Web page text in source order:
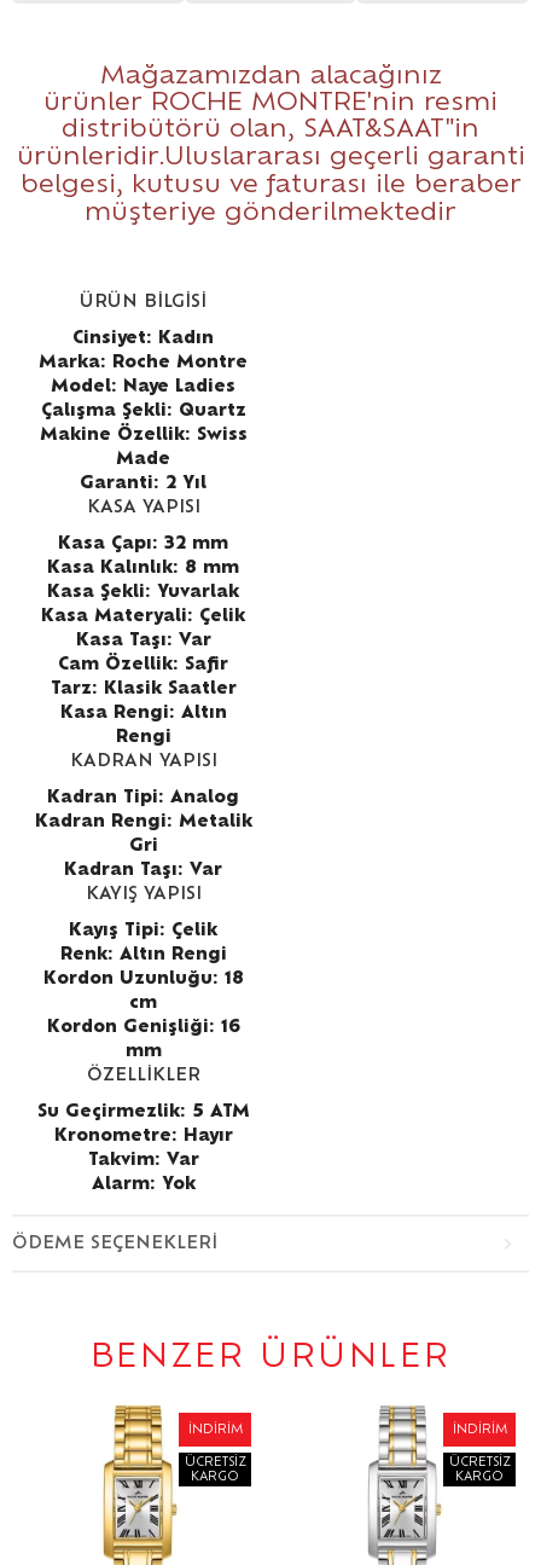
Mağazamızdan alacağınız
ürünler ROCHE MONTRE'nin resmi
distribütörü olan, SAAT&SAAT"in
ürünleridir.Uluslararası geçerli garanti
belgesi, kutusu ve faturası ile beraber
müşteriye gönderilmektedir
ÜRÜN BİLGİSİ
Cinsiyet: Kadın
Marka: Roche Montre
Model: Naye Ladies
Çalışma Şekli: Quartz
Makine Özellik: Swiss
Made
Garanti: 2 Yıl
KASA YAPISI
Kasa Çapı: 32 mm
Kasa Kalınlık: 8 mm
Kasa Şekli: Yuvarlak
Kasa Materyali: Çelik
Kasa Taşı: Var
Cam Özellik: Safir
Tarz: Klasik Saatler
Kasa Rengi: Altın
Rengi
KADRAN YAPISI
Kadran Tipi: Analog
Kadran Rengi: Metalik
Gri
Kadran Taşı: Var
KAYIŞ YAPISI
Kayış Tipi: Çelik
Renk: Altın Rengi
Kordon Uzunluğu: 18
cm
Kordon Genişliği: 16
mm
ÖZELLİKLER
Su Geçirmezlik: 5 ATM
Kronometre: Hayır
Takvim: Var
Alarm: Yok
ÖDEME SEÇENEKLERI
BENZER ÜRÜNLER
İNDIRIM
ÜCRETSIZ
KARGO
İNDIRIM
ÜCRETSIZ
KARGO